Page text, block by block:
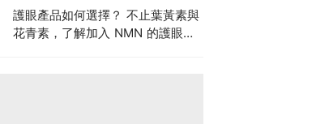
護眼產品如何選擇？ 不止葉黃素與
花青素，了解加入 NMN 的護眼方